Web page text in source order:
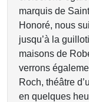
marquis de
Honoré, nous
jusqu’à la
maisons de
verrons
Roch, théâtre
en quelques